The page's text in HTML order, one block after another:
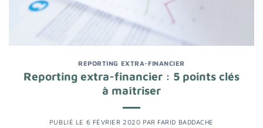
REPORTING EXTRA-FINANCIER
Reporting extra-financier : 5 points clés
à maîtriser
PUBLIÉ LE 6 FÉVRIER 2020 PAR FARID BADDACHE